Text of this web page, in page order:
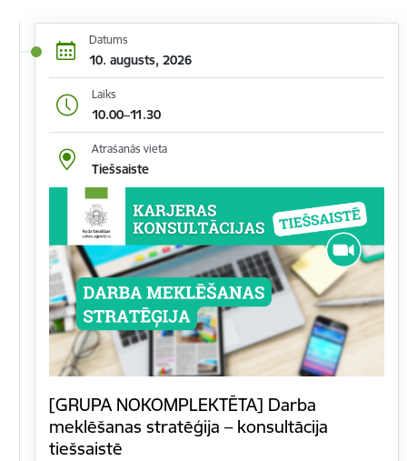
Datums
10. augusts, 2026
Laiks
10.00–11.30
Atrašanās vieta
Tiešsaiste
[GRUPA NOKOMPLEKTĒTA] Darba
meklēšanas stratēģija – konsultācija
tiešsaistē